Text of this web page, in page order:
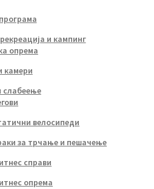
product
и кампинг
опрема
камери
слабеење
велосипеди
за трчање и пешачење
справи
опрема